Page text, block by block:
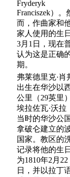
Fryderyk
Franciszek）。
而，作曲家和
家人使用的生
3月1日，现在
认为这是正确
期。
弗莱德里克·肖
出生在华沙以
公里（29英里
埃拉佐瓦·沃拉
当时的华沙公
拿破仑建立的
国家。教区的
记录将他的生
为1810年2月22
日，并以拉丁